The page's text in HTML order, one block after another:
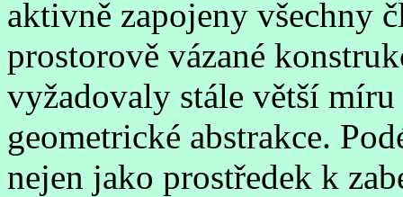
aktivně zapojeny všechny
prostorově vázané
vyžadovaly stále větší
geometrické abstrakce.
nejen jako prostředek k